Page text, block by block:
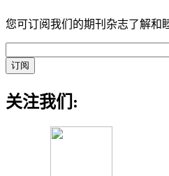
您可订阅我们的期刊杂志了解和
关注我们: